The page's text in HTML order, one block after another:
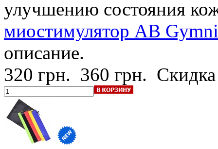
улучшению состояния
миостимулятор AB
описание.
320 грн. 360 грн.